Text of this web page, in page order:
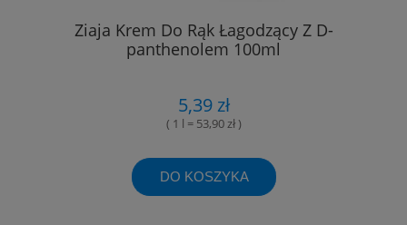
Ziaja Krem Do Rąk Łagodzący Z D-
panthenolem 100ml
5,39 zł
( 1 l = 53,90 zł )
DO KOSZYKA